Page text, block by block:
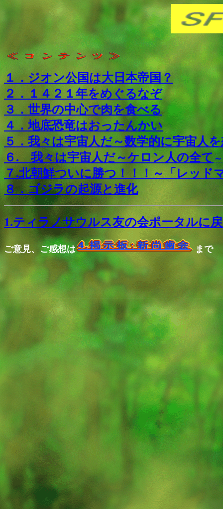
１．ジオン公国は大日本帝国？
２．１４２１年をめぐるなぞ
３．世界の中心で肉を食べる
４．地底恐竜はおったんかい
５．我々は宇宙人だ～数学的に宇宙人
６. 我々は宇宙人だ～ケロン人の全て ～
７.北朝鮮ついに勝つ！！！～「レッド
８．ゴジラの起源と進化
1.ティラノサウルス友の会ポータルに
ご意見、ご感想は まで